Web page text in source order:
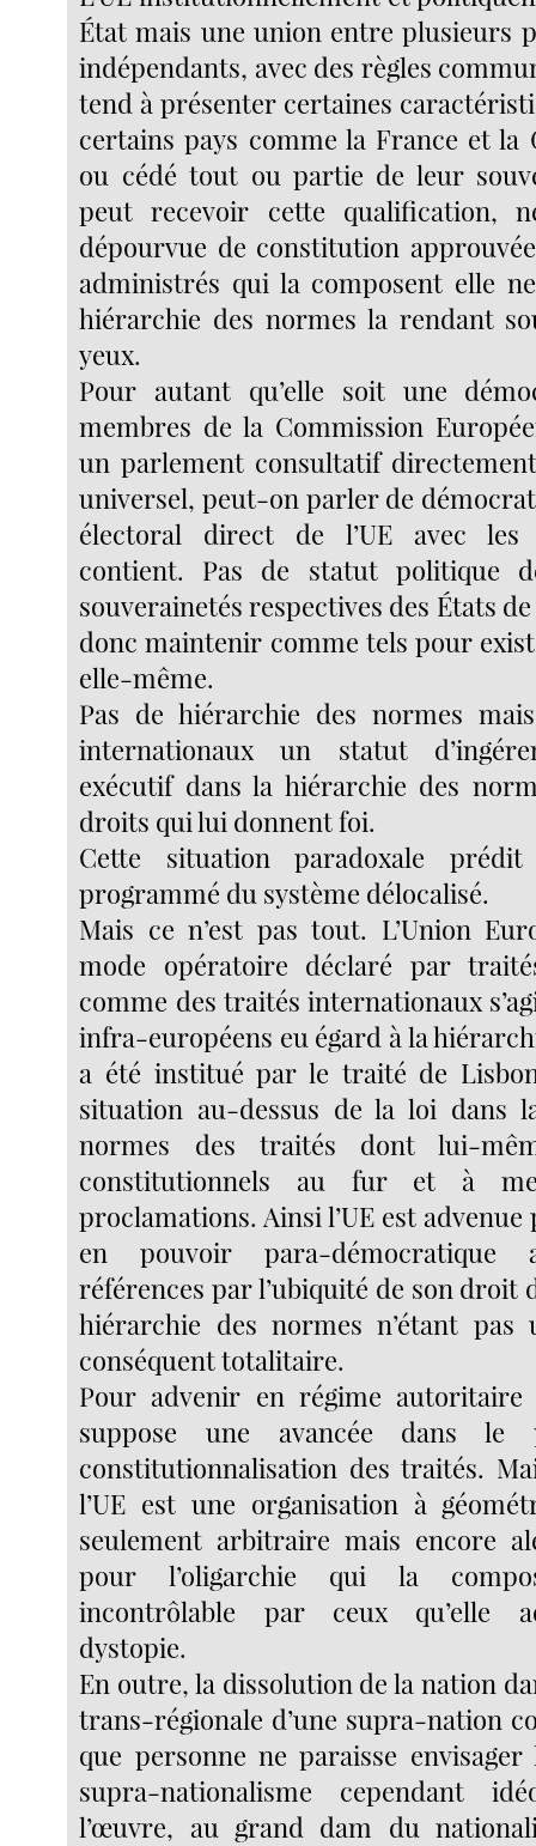
État mais une union entre plusieurs
indépendants, avec des règles
tend à présenter certaines
certains pays comme la France et la
ou cédé tout ou partie de leur
peut recevoir cette qualification,
dépourvue de constitution
administrés qui la composent elle
hiérarchie des normes la rendant
yeux.
Pour autant qu’elle soit une
membres de la Commission
un parlement consultatif
universel, peut-on parler de
électoral direct de l’UE avec les
contient. Pas de statut politique
souverainetés respectives des États
donc maintenir comme tels pour
elle-même.
Pas de hiérarchie des normes
internationaux un statut
exécutif dans la hiérarchie des
droits qui lui donnent foi.
Cette situation paradoxale
programmé du système délocalisé.
Mais ce n’est pas tout. L’Union
mode opératoire déclaré par
comme des traités internationaux
infra-européens eu égard à la
a été institué par le traité de
situation au-dessus de la loi dans
normes des traités dont lui-
constitutionnels au fur et à
proclamations. Ainsi l’UE est
en pouvoir para-démocratique
références par l’ubiquité de son droit
hiérarchie des normes n’étant
conséquent totalitaire.
Pour advenir en régime autoritaire
suppose une avancée dans
constitutionnalisation des traités.
l’UE est une organisation à
seulement arbitraire mais encore
pour l’oligarchie qui la
incontrôlable par ceux qu’elle
dystopie.
En outre, la dissolution de la nation
trans-régionale d’une supra-nation
que personne ne paraisse
supra-nationalisme cependant
l’œuvre, au grand dam du